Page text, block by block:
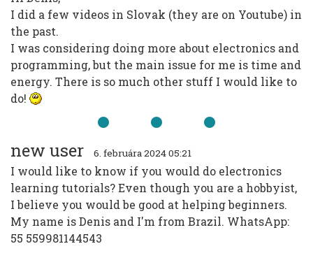
I did a few videos in Slovak (they are on Youtube) in
the past.
I was considering doing more about electronics and
programming, but the main issue for me is time and
energy. There is so much other stuff I would like to
do!
new user 6. februára 2024 05:21
I would like to know if you would do electronics
learning tutorials? Even though you are a hobbyist,
I believe you would be good at helping beginners.
My name is Denis and I'm from Brazil. WhatsApp:
55 559981144543